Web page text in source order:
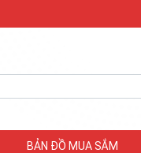
BẢN ĐỒ MUA SẮM